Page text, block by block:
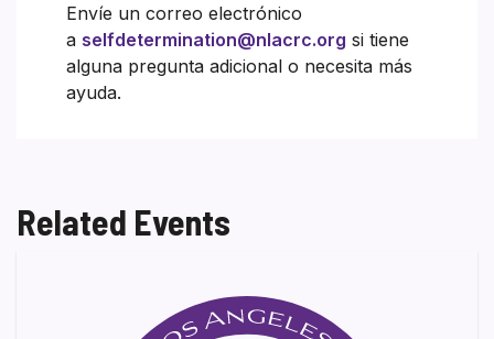
Envíe un correo electrónico
a selfdetermination@nlacrc.org si tiene
alguna pregunta adicional o necesita más
ayuda.
Related Events